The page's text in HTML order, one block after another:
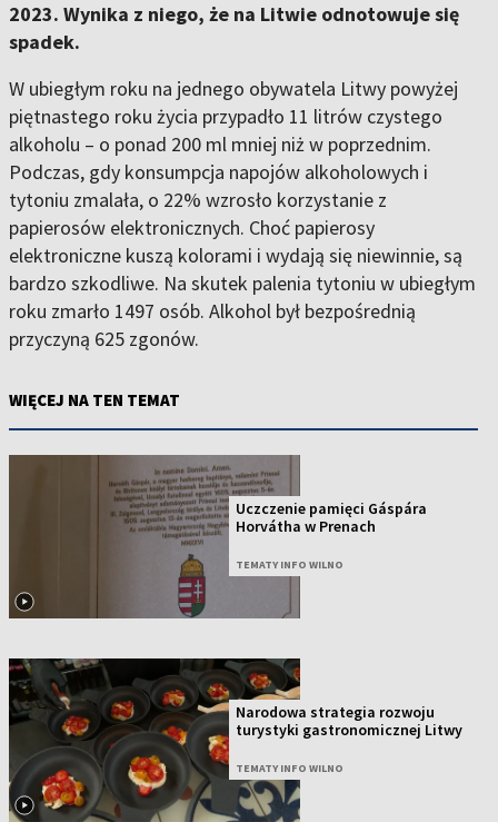
2023. Wynika z niego, że na Litwie odnotowuje się
spadek.
W ubiegłym roku na jednego obywatela Litwy powyżej
piętnastego roku życia przypadło 11 litrów czystego
alkoholu – o ponad 200 ml mniej niż w poprzednim.
Podczas, gdy konsumpcja napojów alkoholowych i
tytoniu zmalała, o 22% wzrosło korzystanie z
papierosów elektronicznych. Choć papierosy
elektroniczne kuszą kolorami i wydają się niewinnie, są
bardzo szkodliwe. Na skutek palenia tytoniu w ubiegłym
roku zmarło 1497 osób. Alkohol był bezpośrednią
przyczyną 625 zgonów.
WIĘCEJ NA TEN TEMAT
Uczczenie pamięci Gáspára
Horvátha w Prenach
TEMATY INFO WILNO
Narodowa strategia rozwoju
turystyki gastronomicznej Litwy
TEMATY INFO WILNO